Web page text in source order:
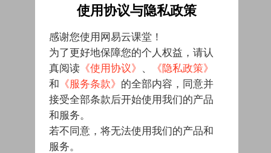
使用协议与隐私政策
感谢您使用网易云课堂！
为了更好地保障您的个人权益，请认
真阅读 《使用协议》 、
《隐私政策》
和 《服务条款》 的全部内容，同意并
接受全部条款后开始使用我们的产品
和服务。
若不同意，将无法使用我们的产品和
服务。